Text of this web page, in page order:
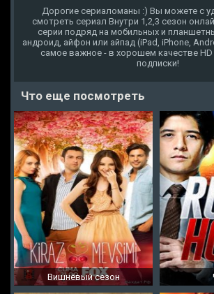
Дорогие сериаломаны :) Вы можете с
смотреть сериал Внутри 1,2,3 сезон
серии подряд на мобильных и
андроид, айфон или айпад (iPad, iPhone,
самое важное - в хорошем качестве HD
подписки!
Что еще посмотреть
Вишнёвый сезон